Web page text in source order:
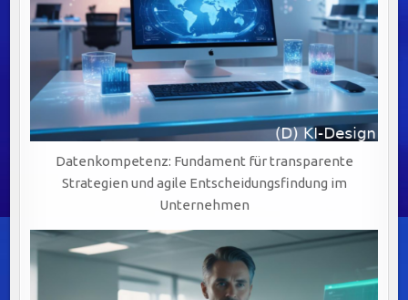
Datenkompetenz: Fundament für transparente
Strategien und agile Entscheidungsfindung im
Unternehmen